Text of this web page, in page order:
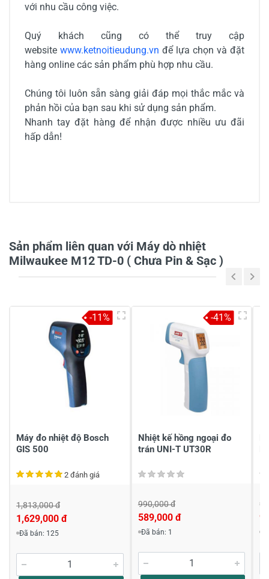
với nhu cầu công việc.
Quý khách cũng có thể truy cập
website www.ketnoitieudung.vn để lựa chọn và đặt
hàng online các sản phẩm phù hợp nhu cầu.
Chúng tôi luôn sẵn sàng giải đáp mọi thắc mắc và
phản hồi của bạn sau khi sử dụng sản phẩm.
Nhanh tay đặt hàng để nhận được nhiều ưu đãi
hấp dẫn!
Sản phẩm liên quan với Máy dò nhiệt
Milwaukee M12 TD-0 ( Chưa Pin & Sạc )
Máy đo nhiệt độ Bosch
GIS 500
2 đánh giá
1,813,000 đ
1,629,000 đ
Đã bán: 125
-11%
Nhiệt kế hồng ngoại đo
trán UNI-T UT30R
990,000 đ
589,000 đ
Đã bán: 1
-41%